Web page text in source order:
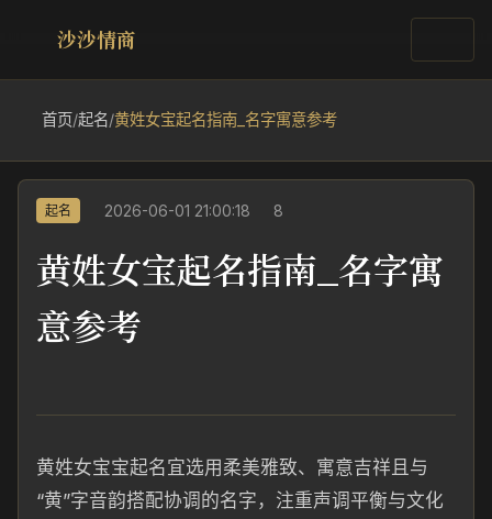
沙沙情商
首页/起名/黄姓女宝起名指南_名字寓意参考
起名 2026-06-01 21:00:18 8
黄姓女宝起名指南_名字寓
意参考
黄姓女宝宝起名宜选用柔美雅致、寓意吉祥且与
“黄”字音韵搭配协调的名字，注重声调平衡与文化